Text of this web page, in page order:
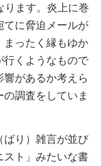
ます。炎上に巻
てに脅迫メールが
まったく縁もゆか
行くようなもので
があるか考えら
調査をしていま
り）雑言が並び
スト」みたいな書